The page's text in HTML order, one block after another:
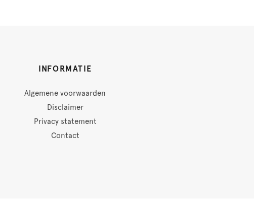
INFORMATIE
Algemene voorwaarden
Disclaimer
Privacy statement
Contact